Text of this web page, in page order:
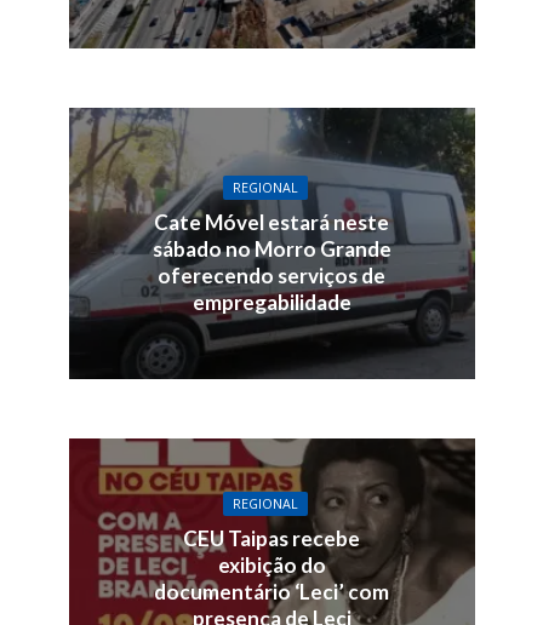
REGIONAL
Cate Móvel estará neste
sábado no Morro Grande
oferecendo serviços de
empregabilidade
REGIONAL
CEU Taipas recebe
exibição do
documentário ‘Leci’ com
presença de Leci